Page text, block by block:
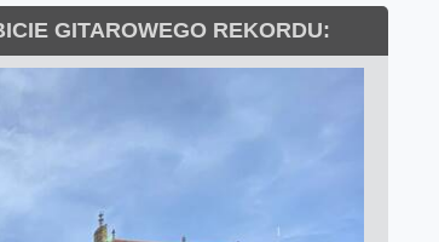
GITAROWEGO REKORDU: